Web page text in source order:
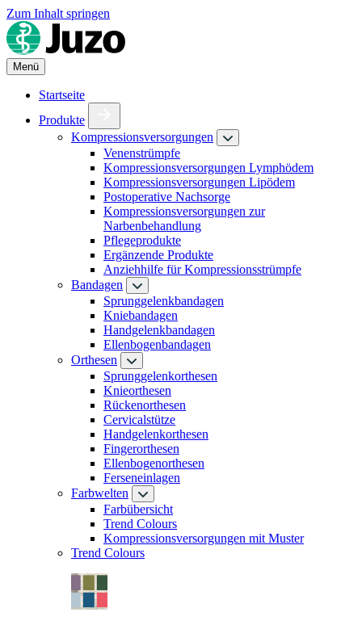
Zum Inhalt springen
Menü
Startseite
Produkte
Kompressionsversorgungen
Venenstrümpfe
Kompressionsversorgungen Lymphödem
Kompressionsversorgungen Lipödem
Postoperative Nachsorge
Kompressionsversorgungen zur
Narbenbehandlung
Pflegeprodukte
Ergänzende Produkte
Anziehhilfe für Kompressionsstrümpfe
Bandagen
Sprunggelenkbandagen
Kniebandagen
Handgelenkbandagen
Ellenbogenbandagen
Orthesen
Sprunggelenkorthesen
Knieorthesen
Rückenorthesen
Cervicalstütze
Handgelenkorthesen
Fingerorthesen
Ellenbogenorthesen
Ferseneinlagen
Farbwelten
Farbübersicht
Trend Colours
Kompressionsversorgungen mit Muster
Trend Colours